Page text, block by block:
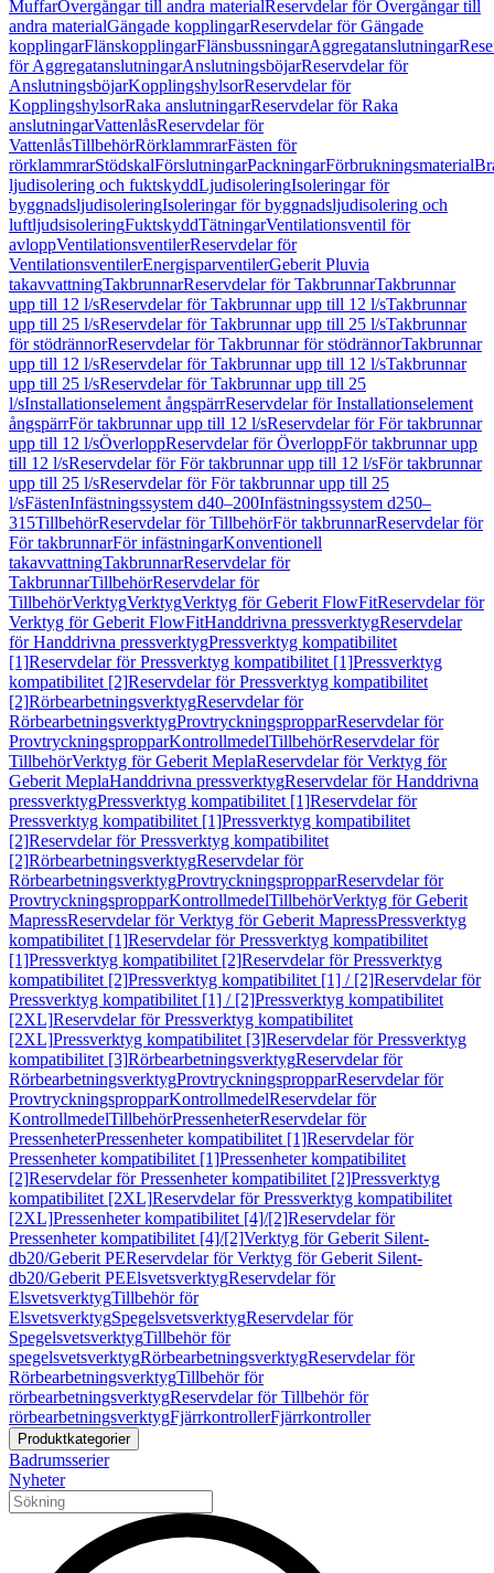
MuffarÖvergångar till andra materialReservdelar för Övergångar till
andra materialGängade kopplingarReservdelar för Gängade
kopplingarFlänskopplingarFlänsbussningarAggregatanslutningar
för AggregatanslutningarAnslutningsböjarReservdelar för
AnslutningsböjarKopplingshylsorReservdelar för
KopplingshylsorRaka anslutningarReservdelar för Raka
anslutningarVattenlåsReservdelar för
VattenlåsTillbehörRörklammrarFästen för
rörklammrarStödskalFörslutningarPackningarFörbrukningsmaterial
ljudisolering och fuktskyddLjudisoleringIsoleringar för
byggnadsljudisoleringIsoleringar för byggnadsljudisolering och
luftljudsisoleringFuktskyddTätningarVentilationsventil för
avloppVentilationsventilerReservdelar för
VentilationsventilerEnergisparventilerGeberit Pluvia
takavvattningTakbrunnarReservdelar för TakbrunnarTakbrunnar
upp till 12 l/sReservdelar för Takbrunnar upp till 12 l/sTakbrunnar
upp till 25 l/sReservdelar för Takbrunnar upp till 25 l/sTakbrunnar
för stödrännorReservdelar för Takbrunnar för stödrännorTakbrunnar
upp till 12 l/sReservdelar för Takbrunnar upp till 12 l/sTakbrunnar
upp till 25 l/sReservdelar för Takbrunnar upp till 25
l/sInstallationselement ångspärrReservdelar för Installationselement
ångspärrFör takbrunnar upp till 12 l/sReservdelar för För takbrunnar
upp till 12 l/sÖverloppReservdelar för ÖverloppFör takbrunnar upp
till 12 l/sReservdelar för För takbrunnar upp till 12 l/sFör takbrunnar
upp till 25 l/sReservdelar för För takbrunnar upp till 25
l/sFästenInfästningssystem d40–200Infästningssystem d250–
315TillbehörReservdelar för TillbehörFör takbrunnarReservdelar för
För takbrunnarFör infästningarKonventionell
takavvattningTakbrunnarReservdelar för
TakbrunnarTillbehörReservdelar för
TillbehörVerktygVerktygVerktyg för Geberit FlowFitReservdelar för
Verktyg för Geberit FlowFitHanddrivna pressverktygReservdelar
för Handdrivna pressverktygPressverktyg kompatibilitet
[1]Reservdelar för Pressverktyg kompatibilitet [1]Pressverktyg
kompatibilitet [2]Reservdelar för Pressverktyg kompatibilitet
[2]RörbearbetningsverktygReservdelar för
RörbearbetningsverktygProvtryckningspropparReservdelar för
ProvtryckningspropparKontrollmedelTillbehörReservdelar för
TillbehörVerktyg för Geberit MeplaReservdelar för Verktyg för
Geberit MeplaHanddrivna pressverktygReservdelar för Handdrivna
pressverktygPressverktyg kompatibilitet [1]Reservdelar för
Pressverktyg kompatibilitet [1]Pressverktyg kompatibilitet
[2]Reservdelar för Pressverktyg kompatibilitet
[2]RörbearbetningsverktygReservdelar för
RörbearbetningsverktygProvtryckningspropparReservdelar för
ProvtryckningspropparKontrollmedelTillbehörVerktyg för Geberit
MapressReservdelar för Verktyg för Geberit MapressPressverktyg
kompatibilitet [1]Reservdelar för Pressverktyg kompatibilitet
[1]Pressverktyg kompatibilitet [2]Reservdelar för Pressverktyg
kompatibilitet [2]Pressverktyg kompatibilitet [1] / [2]Reservdelar för
Pressverktyg kompatibilitet [1] / [2]Pressverktyg kompatibilitet
[2XL]Reservdelar för Pressverktyg kompatibilitet
[2XL]Pressverktyg kompatibilitet [3]Reservdelar för Pressverktyg
kompatibilitet [3]RörbearbetningsverktygReservdelar för
RörbearbetningsverktygProvtryckningspropparReservdelar för
ProvtryckningspropparKontrollmedelReservdelar för
KontrollmedelTillbehörPressenheterReservdelar för
PressenheterPressenheter kompatibilitet [1]Reservdelar för
Pressenheter kompatibilitet [1]Pressenheter kompatibilitet
[2]Reservdelar för Pressenheter kompatibilitet [2]Pressverktyg
kompatibilitet [2XL]Reservdelar för Pressverktyg kompatibilitet
[2XL]Pressenheter kompatibilitet [4]/[2]Reservdelar för
Pressenheter kompatibilitet [4]/[2]Verktyg för Geberit Silent-
db20/Geberit PEReservdelar för Verktyg för Geberit Silent-
db20/Geberit PEElsvetsverktygReservdelar för
ElsvetsverktygTillbehör för
ElsvetsverktygSpegelsvetsverktygReservdelar för
SpegelsvetsverktygTillbehör för
spegelsvetsverktygRörbearbetningsverktygReservdelar för
RörbearbetningsverktygTillbehör för
rörbearbetningsverktygReservdelar för Tillbehör för
rörbearbetningsverktygFjärrkontrollerFjärrkontroller
Produktkategorier
Badrumsserier
Nyheter